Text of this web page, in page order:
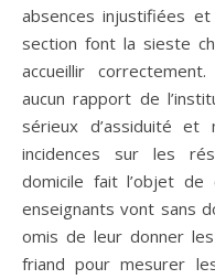
absences injustifiées
section font la sieste
accueillir
aucun rapport de
sérieux d’assiduité et
incidences sur les
domicile fait l’objet de
enseignants vont sans
omis de leur donner
friand pour mesurer